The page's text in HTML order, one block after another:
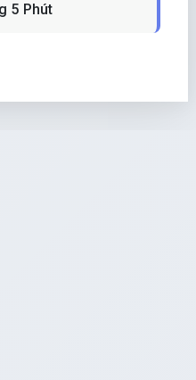
5 Phút